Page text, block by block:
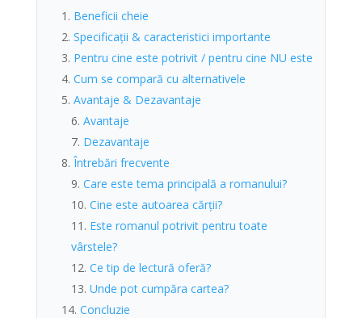
Beneficii cheie
Specificații & caracteristici importante
Pentru cine este potrivit / pentru cine NU este
Cum se compară cu alternativele
Avantaje & Dezavantaje
Avantaje
Dezavantaje
Întrebări frecvente
Care este tema principală a romanului?
Cine este autoarea cărții?
Este romanul potrivit pentru toate
vârstele?
Ce tip de lectură oferă?
Unde pot cumpăra cartea?
Concluzie